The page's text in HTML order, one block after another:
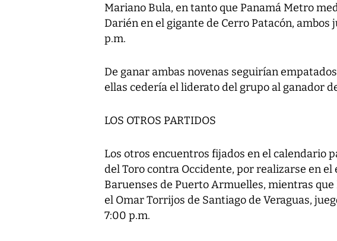
Mariano Bula, en tanto que Panamá Metro
Darién en el gigante de Cerro Patacón, ambos
p.m.
De ganar ambas novenas seguirían
ellas cedería el liderato del grupo al ganador
LOS OTROS PARTIDOS
Los otros encuentros fijados en el calendario
del Toro contra Occidente, por realizarse en
Baruenses de Puerto Armuelles, mientras
el Omar Torrijos de Santiago de Veraguas,
7:00 p.m.